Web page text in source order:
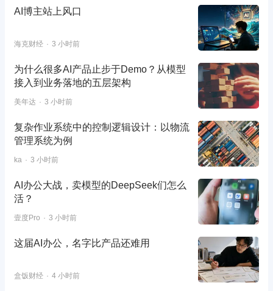
AI博主站上风口
海克财经 3 小时前
为什么很多AI产品止步于Demo？从模型
接入到业务落地的五层架构
美年达 3 小时前
复杂作业系统中的控制逻辑设计：以物流
管理系统为例
ka 3 小时前
AI办公大战，卖模型的DeepSeek们怎么
活？
壹度Pro 3 小时前
这届AI办公，名字比产品还难用
盒饭财经 4 小时前